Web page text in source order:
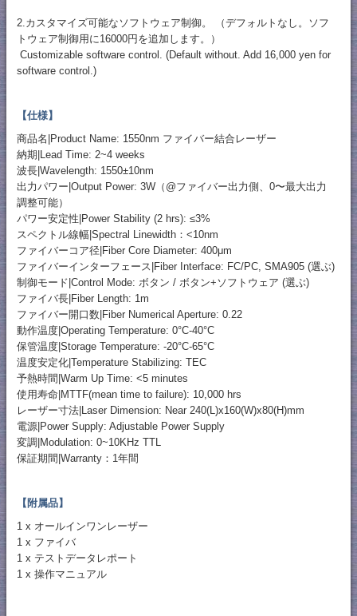
2.カスタマイズ可能なソフトウェア制御。 （デフォルトなし。ソフ
トウェア制御用に16000円を追加します。）
Customizable software control. (Default without. Add 16,000 yen for
software control.)
【仕様】
商品名|Product Name: 1550nm ファイバー結合レーザー
納期|Lead Time: 2~4 weeks
波長|Wavelength: 1550±10nm
出力パワー|Output Power: 3W（@ファイバー出力側、0〜最大出力
調整可能）
パワー安定性|Power Stability (2 hrs): ≤3%
スペクトル線幅|Spectral Linewidth：<10nm
ファイバーコア径|Fiber Core Diameter: 400μm
ファイバーインターフェース|Fiber Interface: FC/PC, SMA905 (選ぶ)
制御モード|Control Mode: ボタン / ボタン+ソフトウェア (選ぶ)
ファイバ長|Fiber Length: 1m
ファイバー開口数|Fiber Numerical Aperture: 0.22
動作温度|Operating Temperature: 0°C-40°C
保管温度|Storage Temperature: -20°C-65°C
温度安定化|Temperature Stabilizing: TEC
予熱時間|Warm Up Time: <5 minutes
使用寿命|MTTF(mean time to failure): 10,000 hrs
レーザー寸法|Laser Dimension: Near 240(L)x160(W)x80(H)mm
電源|Power Supply: Adjustable Power Supply
変調|Modulation: 0~10KHz TTL
保証期間|Warranty：1年間
【附属品】
1 x オールインワンレーザー
1 x ファイバ
1 x テストデータレポート
1 x 操作マニュアル